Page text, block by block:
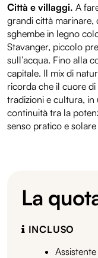
Città e villaggi. A
grandi città marinare,
sghembe in legno
Stavanger, piccolo
sull’acqua. Fino alla
capitale. Il mix di
ricorda che il cuore
tradizioni e cultura, in
continuità tra la
senso pratico e
La
INCLUSO